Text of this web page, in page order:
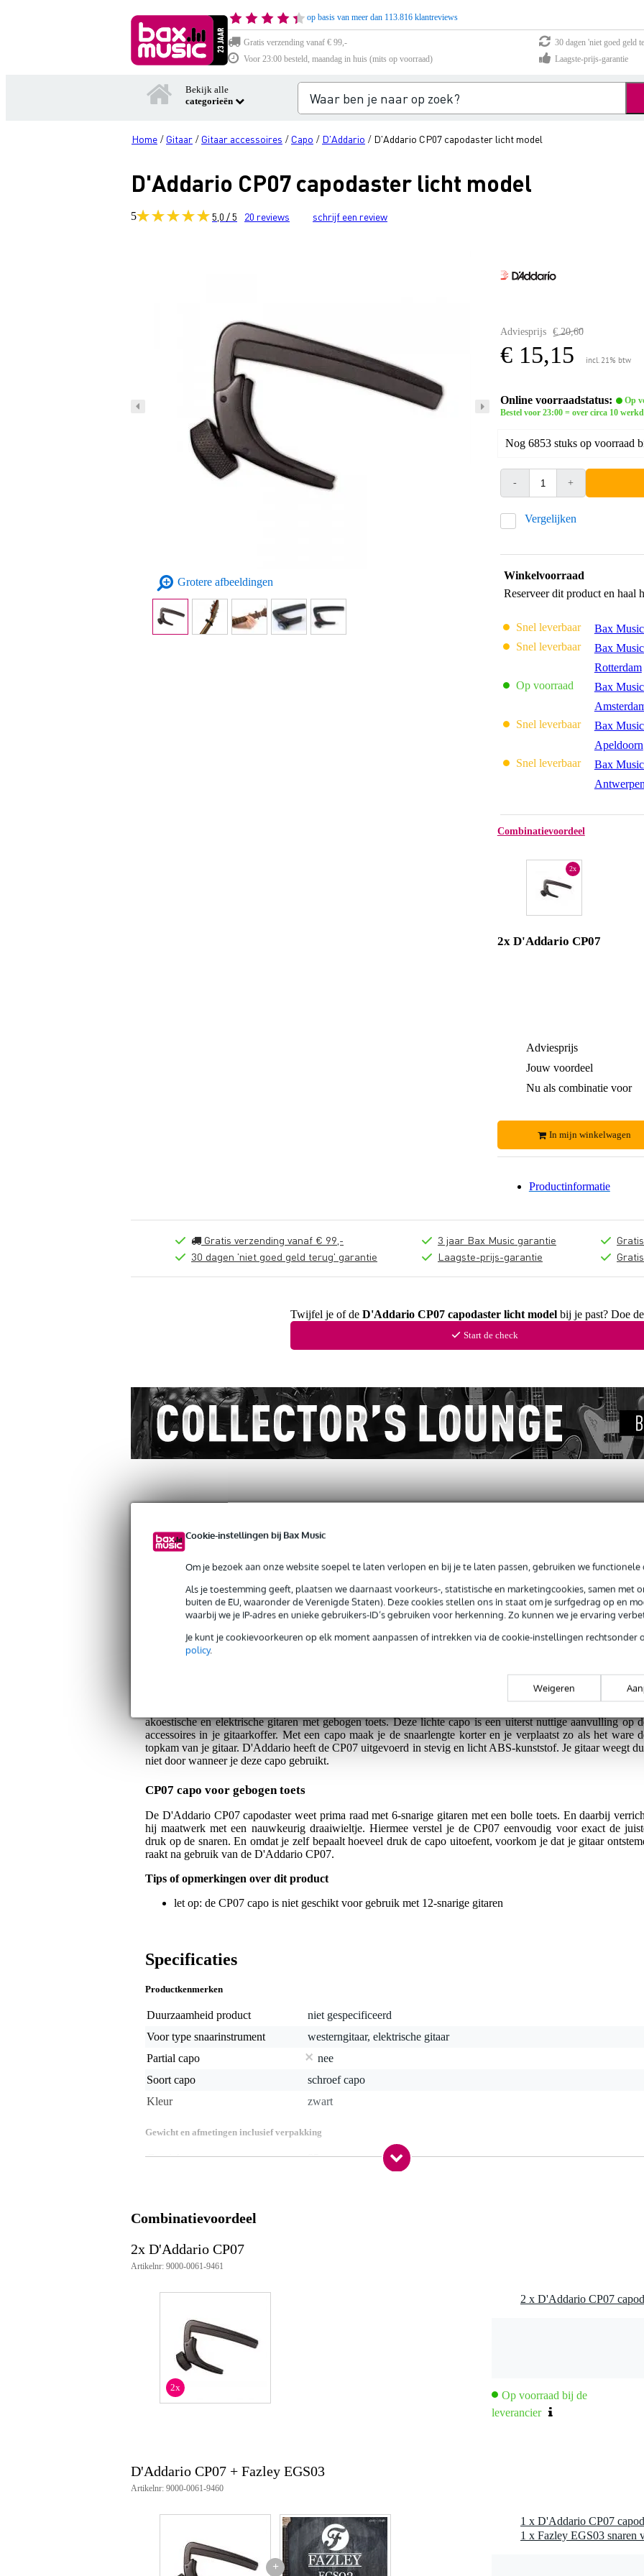
Cookie-instellingen bij Bax Music
Om je bezoek aan onze website soepel te laten verlopen en bij je te laten passen, gebruiken we functionele
Als je toestemming geeft, plaatsen we daarnaast voorkeurs-, statistische en marketingcookies, samen met
buiten de EU, waaronder de Verenigde Staten). Deze cookies stellen ons in staat om je surfgedrag op en
waarbij we je IP-adres en unieke gebruikers-ID’s gebruiken voor herkenning. Zo kunnen we je ervaring
Je kunt je cookievoorkeuren op elk moment aanpassen of intrekken via de cookie-instellingen rechtsonder
policy.
Weigeren
op basis van meer dan 113.816 klantreviews
Gratis verzending vanaf € 99,-
30 dagen 'niet goed geld
Voor 23:00 besteld, maandag in huis (mits op voorraad)
Laagste-prijs-garantie
Bekijk alle
categorieën
Home / Gitaar / Gitaar accessoires / Capo / D'Addario / D'Addario CP07 capodaster licht model
D'Addario CP07 capodaster licht model
5 5,0 / 5 20 reviews schrijf een review
Grotere afbeeldingen
Adviesprijs € 20,60
€ 15,15 incl. 21% btw
Online voorraadstatus:
Op
Bestel voor 23:00 = over circa 10
Nog 6853 stuks op voorraad
- +
Vergelijken
Winkelvoorraad
Reserveer dit product en haal
Snel leverbaar Bax
Snel leverbaar
Bax
Rotterdam
Op voorraad
Bax
Snel leverbaar
Bax
Apeldoorn
Snel leverbaar
Bax
Antwerpen
Combinatievoordeel
2x
2x D'Addario CP07
Adviesprijs
Jouw voordeel
Nu als combinatie voor
In mijn winkelwagen
Productinformatie
Gratis verzending vanaf € 99,-
30 dagen 'niet goed geld terug' garantie
3 jaar Bax Music garantie
Laagste-prijs-garantie
Twijfel je of de D'Addario CP07 capodaster licht modelbij je past? Doe
Start de check
Productinformatie Reviews(20)
D'Addario CP07 capodaster licht model
Servicebelofte
Op dit product krijg je alleen garantie op fabrieksfouten.
akoestische en elektrische gitaren met gebogen toets. Deze lichte capo is een uiterst nuttige aanvulling op
accessoires in je gitaarkoffer. Met een capo maak je de snaarlengte korter en je verplaatst zo als het ware
topkam van je gitaar. D'Addario heeft de CP07 uitgevoerd in stevig en licht ABS-kunststof. Je gitaar weegt
niet door wanneer je deze capo gebruikt.
CP07 capo voor gebogen toets
De D'Addario CP07 capodaster weet prima raad met 6-snarige gitaren met een bolle toets. En daarbij
hij maatwerk met een nauwkeurig draaiwieltje. Hiermee verstel je de CP07 eenvoudig voor exact de
druk op de snaren. En omdat je zelf bepaalt hoeveel druk de capo uitoefent, voorkom je dat je gitaar
raakt na gebruik van de D'Addario CP07.
Tips of opmerkingen over dit product
let op: de CP07 capo is niet geschikt voor gebruik met 12-snarige gitaren
Specificaties
Productkenmerken
Duurzaamheid product
niet gespecificeerd
Voor type snaarinstrument
westerngitaar, elektrische gitaar
Partial capo
nee
Soort capo
schroef capo
Kleur
zwart
Gewicht en afmetingen inclusief verpakking
Gewicht(incl. verpakking)
85 gr
Productspecificaties
voor akoestische en elektrische gitaren met gebogen toets
geschikt voor 6-snarige modellen
eenvoudig met één hand te positioneren
klemt goed vast en zet goede barré
kleur: zwart
Combinatievoordeel
2x D'Addario CP07
Artikelnr: 9000-0061-9461
2x
2 x D'Addario CP07
Op voorraad bij de
leverancier
D'Addario CP07 + Fazley EGS03
Artikelnr: 9000-0061-9460
+
1 x D'Addario CP07